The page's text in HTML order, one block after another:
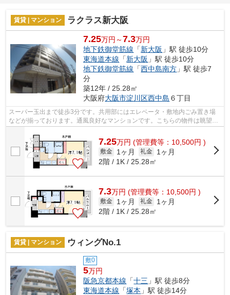
賃貸 | マンション ラクラス新大阪
7.25万円～7.3万円
地下鉄御堂筋線 「新大阪 」駅 徒歩10分
東海道本線 「新大阪 」駅 徒歩10分
地下鉄御堂筋線 「西中島南方 」駅 徒歩7
分
築12年 / 25.28㎡
大阪府大阪市淀川区西中島 ６丁目
スーパー玉出まで徒歩3分です。共用部にはエレベータ・敷地内ごみ置き場
などが揃っております。通風良好なマンションです。こちらの物件は眺望良
7.25万円 (管理費等：10,500円 )
敷金 1ヶ月 礼金
1ヶ月
2階 / 1K / 25.28㎡
7.3万円 (管理費等：10,500円 )
敷金 1ヶ月 礼金
1ヶ月
2階 / 1K / 25.28㎡
賃貸 | マンション ウィングNo.1
敷0
5万円
阪急京都本線 「十三 」駅 徒歩8分
東海道本線 「塚本 」駅 徒歩14分